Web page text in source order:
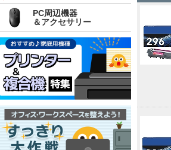
PC周辺機器
＆アクセサリー